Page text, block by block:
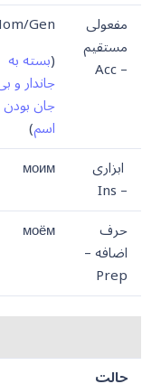
مفعولی
مستقیم
– Acc
Gen
(بسته به
جاندار و
جان بودن
اسم)
ابزاری
– Ins
моим
حرف
اضافه –
Prep
моём
حالت